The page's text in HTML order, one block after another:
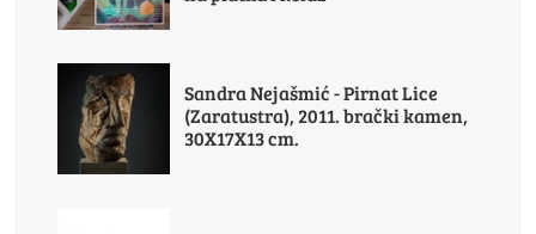
Sandra Nejašmić - Pirnat Lice
(Zaratustra), 2011. brački kamen,
30X17X13 cm.